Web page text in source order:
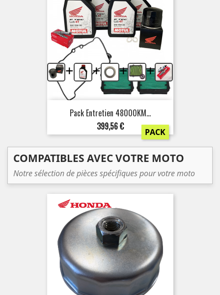
+ + + +
Pack Entretien 48000KM...
Prix
399,56 € PACK
COMPATIBLES AVEC VOTRE MOTO
Notre sélection de pièces spécifiques pour votre moto